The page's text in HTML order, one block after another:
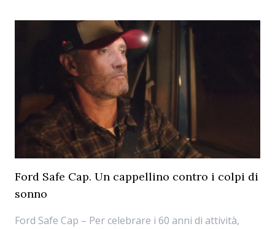
Ford Safe Cap. Un cappellino contro i colpi di
sonno
Ford Safe Cap – Per celebrare i 60 anni di attività,